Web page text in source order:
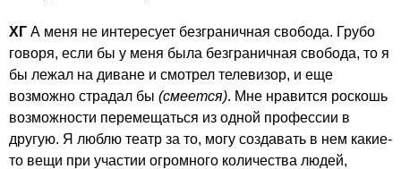
ХГ А меня не интересует безграничная свобода. Грубо
говоря, если бы у меня была безграничная свобода, то я
бы лежал на диване и смотрел телевизор, и еще
возможно страдал бы (смеется). Мне нравится роскошь
возможности перемещаться из одной профессии в
другую. Я люблю театр за то, могу создавать в нем какие-
то вещи при участии огромного количества людей,